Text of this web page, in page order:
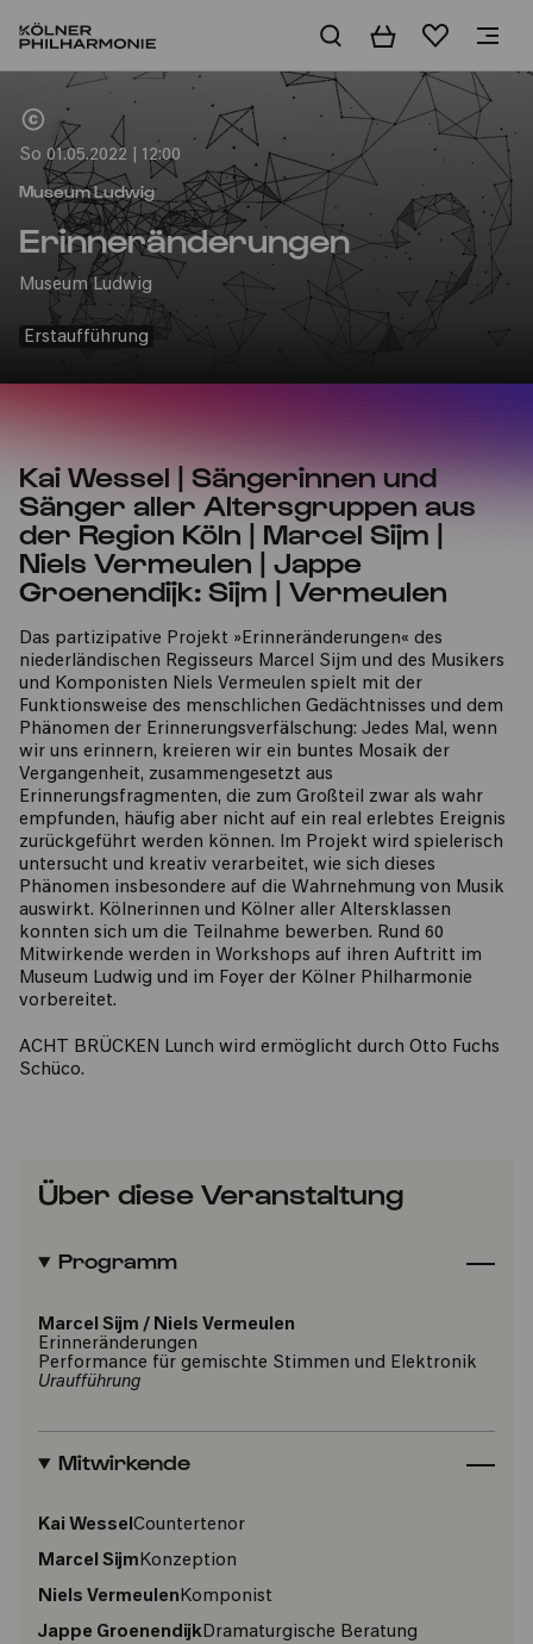
WarenkorbMerkliste
Home
So 01.05.2022 | 12:00
Museum Ludwig
Erinneränderungen
Museum Ludwig
Erstaufführung
Kai Wessel | Sängerinnen und
Sänger aller Altersgruppen aus
der Region Köln | Marcel Sijm |
Niels Vermeulen | Jappe
Groenendijk: Sijm | Vermeulen
Das partizipative Projekt »Erinneränderungen« des
niederländischen Regisseurs Marcel Sijm und des Musikers
und Komponisten Niels Vermeulen spielt mit der
Funktionsweise des menschlichen Gedächtnisses und dem
Phänomen der Erinnerungsverfälschung: Jedes Mal, wenn
wir uns erinnern, kreieren wir ein buntes Mosaik der
Vergangenheit, zusammengesetzt aus
Erinnerungsfragmenten, die zum Großteil zwar als wahr
empfunden, häufig aber nicht auf ein real erlebtes Ereignis
zurückgeführt werden können. Im Projekt wird spielerisch
untersucht und kreativ verarbeitet, wie sich dieses
Phänomen insbesondere auf die Wahrnehmung von Musik
auswirkt. Kölnerinnen und Kölner aller Altersklassen
konnten sich um die Teilnahme bewerben. Rund 60
Mitwirkende werden in Workshops auf ihren Auftritt im
Museum Ludwig und im Foyer der Kölner Philharmonie
vorbereitet.
ACHT BRÜCKEN Lunch wird ermöglicht durch Otto Fuchs
Schüco.
Über diese Veranstaltung
Programm
Marcel Sijm / Niels Vermeulen
Erinneränderungen
Performance für gemischte Stimmen und Elektronik
Uraufführung
Mitwirkende
Kai WesselCountertenor
Marcel SijmKonzeption
Niels VermeulenKomponist
Jappe GroenendijkDramaturgische Beratung